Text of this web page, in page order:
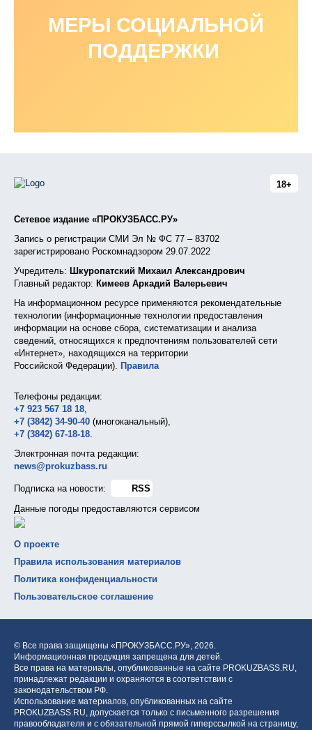
МЕРЫ СОЦИАЛЬНОЙ
ПОДДЕРЖКИ
18+
Сетевое издание «ПРОКУЗБАСС.РУ»
Запись о регистрации СМИ Эл № ФС 77 – 83702
зарегистрировано Роскомнадзором 29.07.2022
Учредитель: Шкуропатский Михаил Александрович
Главный редактор: Кимеев Аркадий Валерьевич
На информационном ресурсе применяются рекомендательные
технологии (информационные технологии предоставления
информации на основе сбора, систематизации и анализа
сведений, относящихся к предпочтениям пользователей сети
«Интернет», находящихся на территории
Российской Федерации). Правила
Телефоны редакции:
+7 923 567 18 18,
+7 (3842) 34-90-40 (многоканальный),
+7 (3842) 67-18-18.
Электронная почта редакции:
news@prokuzbass.ru
Подписка на новости:
RSS
Данные погоды предоставляются сервисом
О проекте
Правила использования материалов
Политика конфиденциальности
Пользовательское соглашение
© Все права защищены «ПРОКУЗБАСС.РУ», 2026.
Информационная продукция запрещена для детей.
Все права на материалы, опубликованные на сайте PROKUZBASS.RU,
принадлежат редакции и охраняются в соответствии с
законодательством РФ.
Использование материалов, опубликованных на сайте
PROKUZBASS.RU, допускается только с письменного разрешения
правообладателя и с обязательной прямой гиперссылкой на страницу,